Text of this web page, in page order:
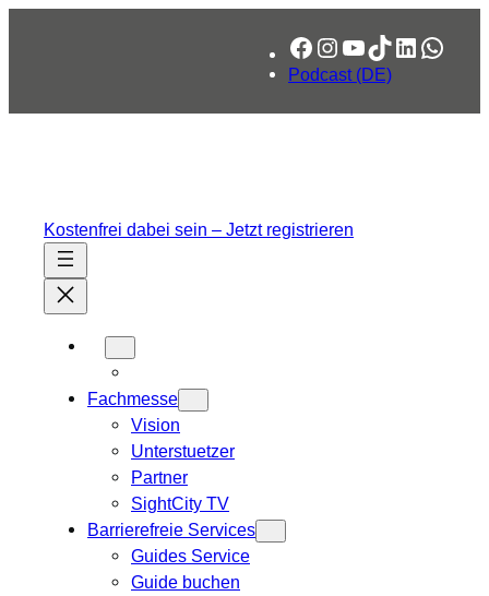
Facebook
Instagram
YouTube
TikTok
LinkedIn
Podcast (DE)
Kostenfrei dabei sein – Jetzt registrieren
Fachmesse
Vision
Unterstuetzer
Partner
SightCity TV
Barrierefreie Services
Guides Service
Guide buchen